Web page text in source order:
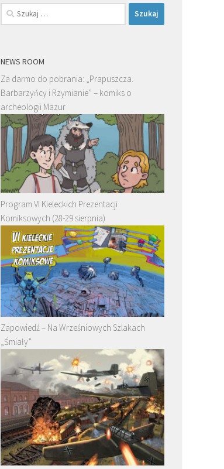
Szukaj:
NEWS ROOM
Za darmo do pobrania: „Prapuszcza.
Barbarzyńcy i Rzymianie” – komiks o
archeologii Mazur
Program VI Kieleckich Prezentacji
Komiksowych (28-29 sierpnia)
Zapowiedź – Na Wrześniowych Szlakach
„Śmiały”